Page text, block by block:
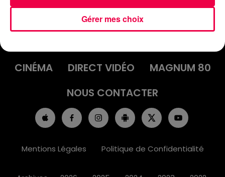
INFOS
EMISSIONS
CINÉMA
DIRECT VIDÉO
MAGNUM 80
NOUS CONTACTER
Mentions Légales Politique de Confidentialité
Gérer mes choix